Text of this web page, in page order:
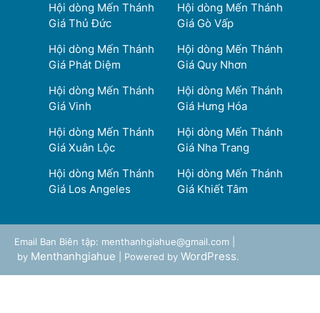
Hội dòng Mến Thánh
Giá Thủ Đức
Hội dòng Mến Thánh
Giá Gò Vấp
Hội dòng Mến Thánh
Giá Phát Diệm
Hội dòng Mến Thánh
Giá Quy Nhơn
Hội dòng Mến Thánh
Giá Vinh
Hội dòng Mến Thánh
Giá Hưng Hóa
Hội dòng Mến Thánh
Giá Xuân Lộc
Hội dòng Mến Thánh
Giá Nha Trang
Hội dòng Mến Thánh
Giá Los Angeles
Hội dòng Mến Thánh
Giá Khiết Tâm
Email Ban Biên tập: menthanhgiahue@gmail.com |
by Menthanhgiahue | Powered by WordPress.